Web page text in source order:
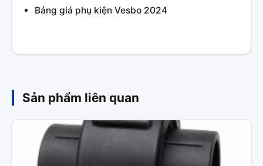
Bảng giá phụ kiện Vesbo 2024
Sản phẩm liên quan